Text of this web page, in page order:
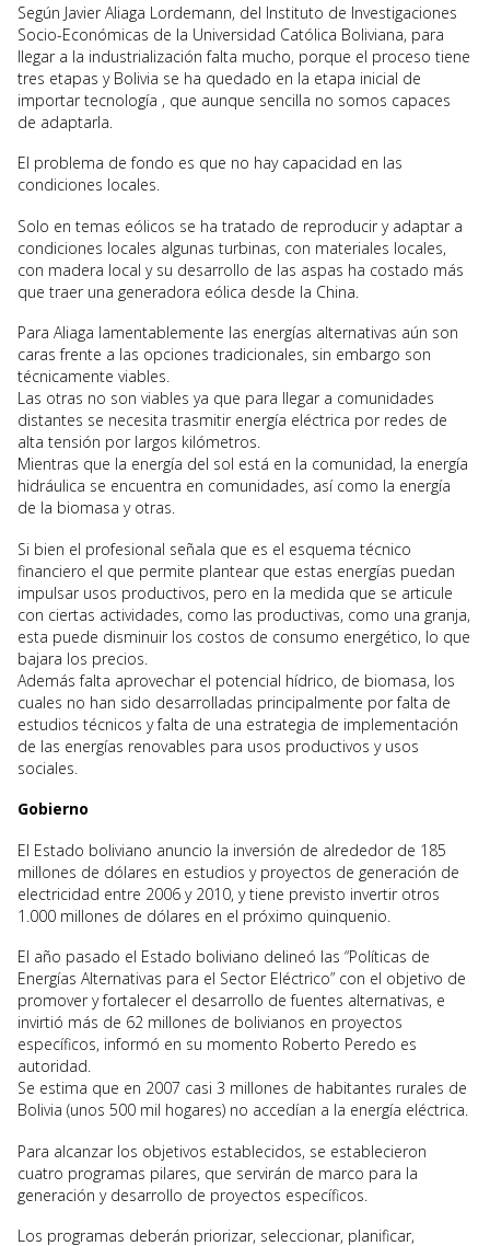
Según Javier Aliaga Lordemann, del Instituto de Investigaciones
Socio-Económicas de la Universidad Católica Boliviana, para
llegar a la industrialización falta mucho, porque el proceso tiene
tres etapas y Bolivia se ha quedado en la etapa inicial de
importar tecnología , que aunque sencilla no somos capaces
de adaptarla.
El problema de fondo es que no hay capacidad en las
condiciones locales.
Solo en temas eólicos se ha tratado de reproducir y adaptar a
condiciones locales algunas turbinas, con materiales locales,
con madera local y su desarrollo de las aspas ha costado más
que traer una generadora eólica desde la China.
Para Aliaga lamentablemente las energías alternativas aún son
caras frente a las opciones tradicionales, sin embargo son
técnicamente viables.
Las otras no son viables ya que para llegar a comunidades
distantes se necesita trasmitir energía eléctrica por redes de
alta tensión por largos kilómetros.
Mientras que la energía del sol está en la comunidad, la energía
hidráulica se encuentra en comunidades, así como la energía
de la biomasa y otras.
Si bien el profesional señala que es el esquema técnico
financiero el que permite plantear que estas energías puedan
impulsar usos productivos, pero en la medida que se articule
con ciertas actividades, como las productivas, como una granja,
esta puede disminuir los costos de consumo energético, lo que
bajara los precios.
Además falta aprovechar el potencial hídrico, de biomasa, los
cuales no han sido desarrolladas principalmente por falta de
estudios técnicos y falta de una estrategia de implementación
de las energías renovables para usos productivos y usos
sociales.
Gobierno
El Estado boliviano anuncio la inversión de alrededor de 185
millones de dólares en estudios y proyectos de generación de
electricidad entre 2006 y 2010, y tiene previsto invertir otros
1.000 millones de dólares en el próximo quinquenio.
El año pasado el Estado boliviano delineó las “Políticas de
Energías Alternativas para el Sector Eléctrico” con el objetivo de
promover y fortalecer el desarrollo de fuentes alternativas, e
invirtió más de 62 millones de bolivianos en proyectos
específicos, informó en su momento Roberto Peredo es
autoridad.
Se estima que en 2007 casi 3 millones de habitantes rurales de
Bolivia (unos 500 mil hogares) no accedían a la energía eléctrica.
Para alcanzar los objetivos establecidos, se establecieron
cuatro programas pilares, que servirán de marco para la
generación y desarrollo de proyectos específicos.
Los programas deberán priorizar, seleccionar, planificar,